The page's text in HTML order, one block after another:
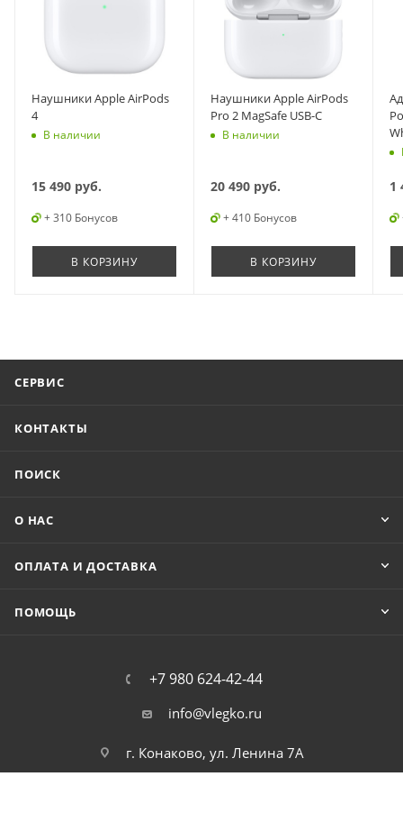
Наушники Apple AirPods
4
В наличии
15 490 руб.
+ 310 Бонусов
В КОРЗИНУ
Наушники Apple AirPods
Pro 2 MagSafe USB-C
В наличии
20 490 руб.
+ 410 Бонусов
В КОРЗИНУ
1
СЕРВИС
КОНТАКТЫ
ПОИСК
О НАС
ОПЛАТА И ДОСТАВКА
ПОМОЩЬ
+7 980 624-42-44
info@vlegko.ru
г. Конаково, ул. Ленина 7А